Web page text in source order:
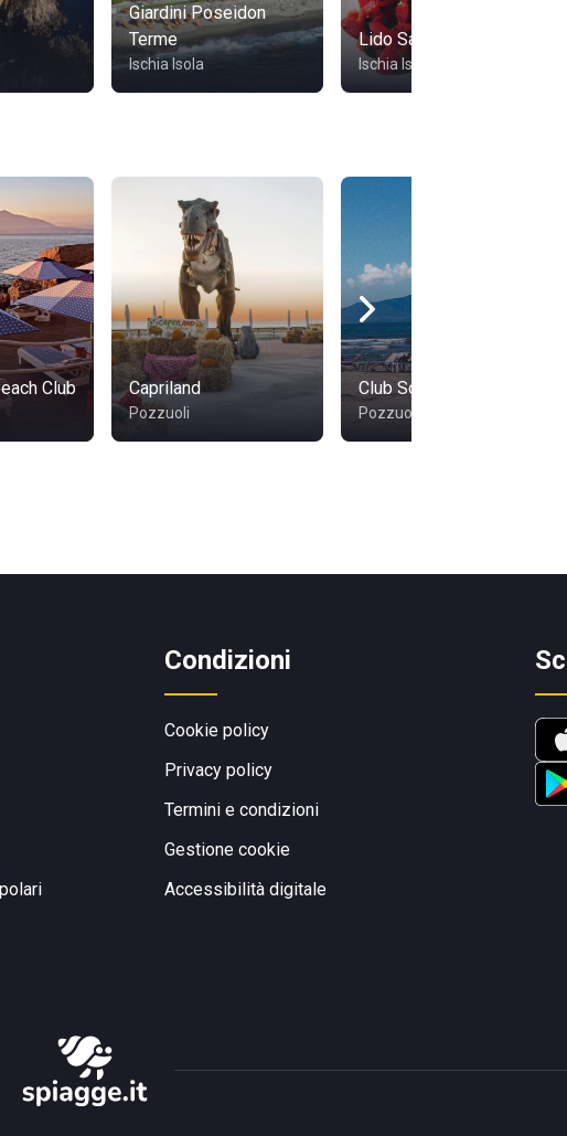
Giardini Poseidon
Terme
Ischia Isola
Lido Sammy
Ischia Isola
Club Capriland
Pozzuoli
Club Sorriso
Pozzuoli
Condizioni
Cookie policy
Privacy policy
Termini e condizioni
Gestione cookie
Accessibilità digitale